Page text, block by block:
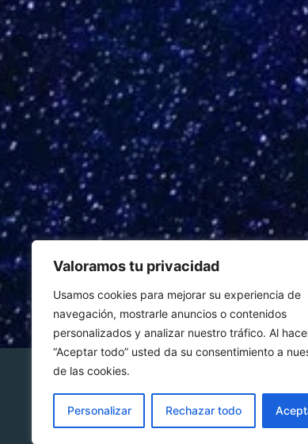
Valoramos tu privacidad
Usamos cookies para mejorar su experiencia de
navegación, mostrarle anuncios o contenidos
personalizados y analizar nuestro tráfico. Al
“Aceptar todo” usted da su consentimiento a
de las cookies.
Personalizar Rechazar todo